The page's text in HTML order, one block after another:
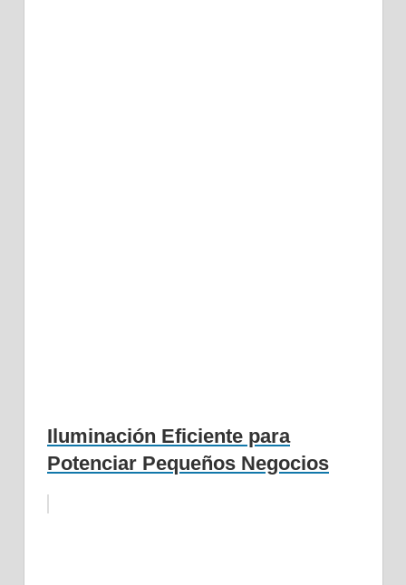
Iluminación Eficiente para
Potenciar Pequeños Negocios